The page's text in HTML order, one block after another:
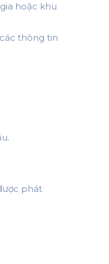
hoặc khu
thông tin
phát